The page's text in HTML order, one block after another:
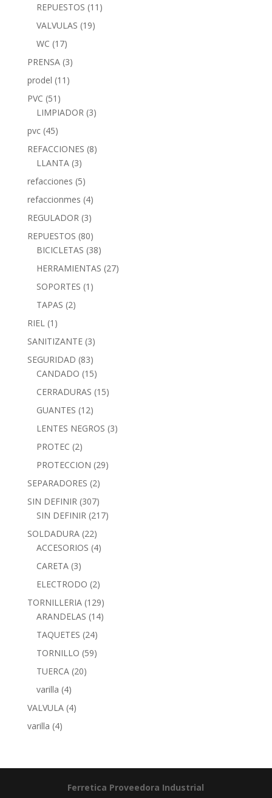
REPUESTOS (11)
VALVULAS (19)
WC (17)
PRENSA (3)
prodel (11)
PVC (51)
LIMPIADOR (3)
pvc (45)
REFACCIONES (8)
LLANTA (3)
refacciones (5)
refaccionmes (4)
REGULADOR (3)
REPUESTOS (80)
BICICLETAS (38)
HERRAMIENTAS (27)
SOPORTES (1)
TAPAS (2)
RIEL (1)
SANITIZANTE (3)
SEGURIDAD (83)
CANDADO (15)
CERRADURAS (15)
GUANTES (12)
LENTES NEGROS (3)
PROTEC (2)
PROTECCION (29)
SEPARADORES (2)
SIN DEFINIR (307)
SIN DEFINIR (217)
SOLDADURA (22)
ACCESORIOS (4)
CARETA (3)
ELECTRODO (2)
TORNILLERIA (129)
ARANDELAS (14)
TAQUETES (24)
TORNILLO (59)
TUERCA (20)
varilla (4)
VALVULA (4)
varilla (4)
Ferretica Proveedora Industrial